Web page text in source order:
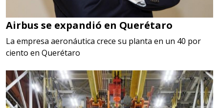
Airbus se expandió en Querétaro
La empresa aeronáutica crece su planta en un 40 por
ciento en Querétaro